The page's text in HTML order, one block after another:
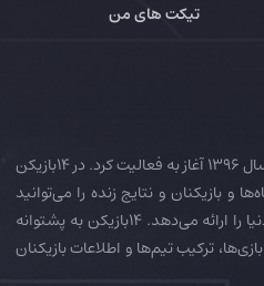
تیکت های من
14بازیکن به عنوان رسانه تخصصی فوتبال ایران و جهان در سال 1396 آغاز به فعالیت کرد. در 14بازیکن
و بازیکنان و نتایج زنده را می‌توانید
دنبال کنید. همچنین 14بازیکن جامع‌ترین فوتبال فانتزی دنیا را ارائه می‌دهد. 14بازیکن به پشتوانه
ترکیب تیم‌ها و اطلاعات بازیکنان